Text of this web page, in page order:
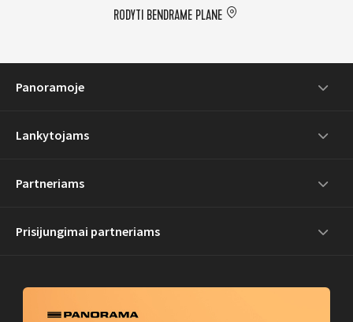
RODYTI BENDRAME PLANE
Panoramoje
Lankytojams
Partneriams
Prisijungimai partneriams